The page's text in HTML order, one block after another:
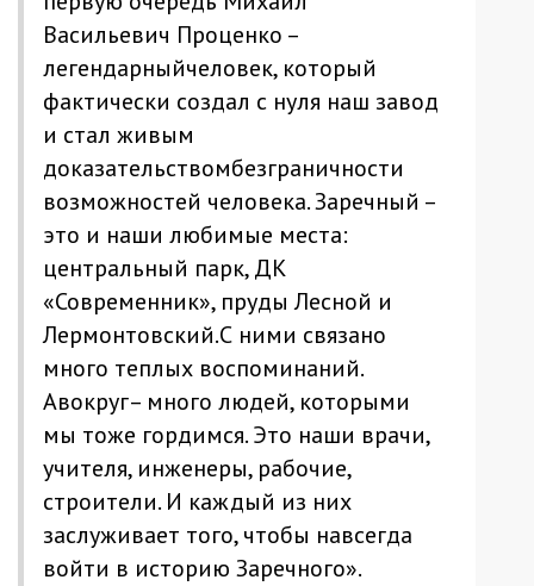
Васильевич Проценко –
легендарныйчеловек, который
фактически создал с нуля наш завод
и стал живым
доказательствомбезграничности
возможностей человека. Заречный –
это и наши любимые места:
центральный парк, ДК
«Современник», пруды Лесной и
Лермонтовский.С ними связано
много теплых воспоминаний.
Авокруг– много людей, которыми
мы тоже гордимся. Это наши врачи,
учителя, инженеры, рабочие,
строители. И каждый из них
заслуживает того, чтобы навсегда
войти в историю Заречного».